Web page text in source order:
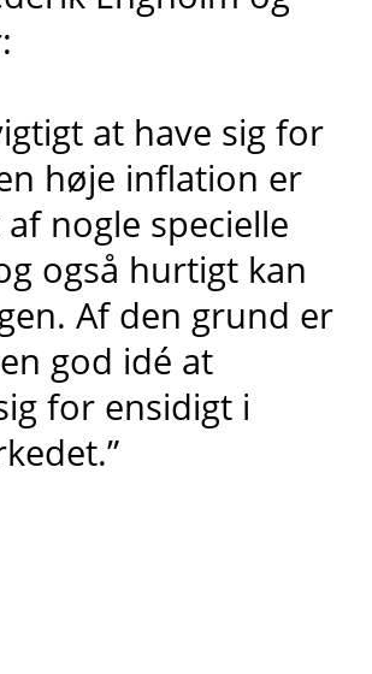
at have sig for
høje inflation er
nogle specielle
også hurtigt kan
Af den grund er
god idé at
for ensidigt i